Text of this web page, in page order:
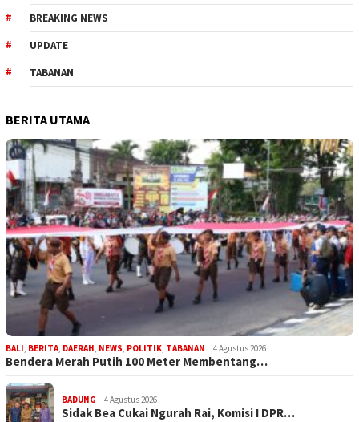
BREAKING NEWS
UPDATE
TABANAN
BERITA UTAMA
BALI, BERITA, DAERAH, NEWS, POLITIK, TABANAN 4 Agustus 2026
Bendera Merah Putih 100 Meter Membentang…
BADUNG 4 Agustus 2026
Sidak Bea Cukai Ngurah Rai, Komisi I DPR…